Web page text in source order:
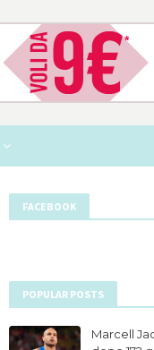
FACEBOOK
POPULAR POSTS
Marcell